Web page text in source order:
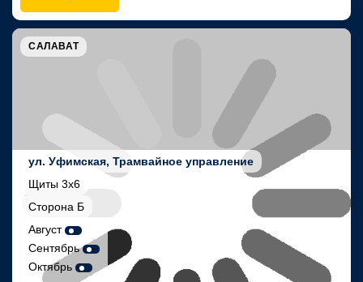
САЛАВАТ
ул. Уфимская, Трамвайное управление
Щиты 3х6
Сторона Б
Август
Сентябрь
Октябрь